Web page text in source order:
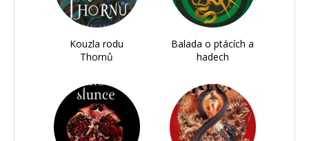
Kouzla rodu
Thornů
Balada o ptácích a
hadech